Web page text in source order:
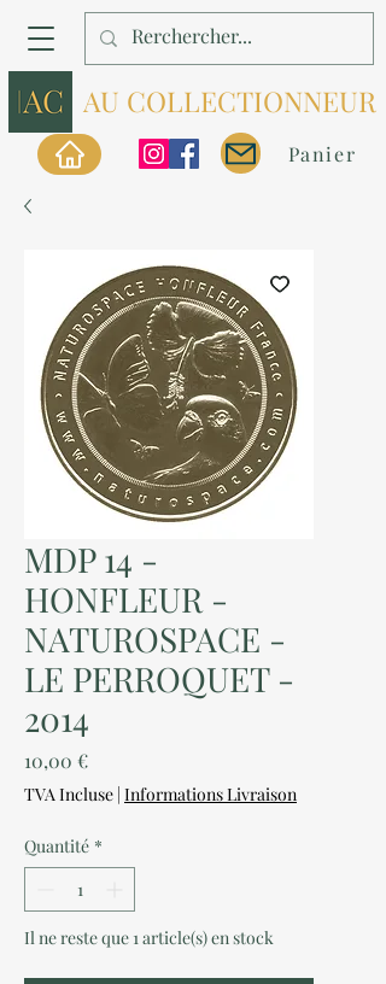
AU COLLECTIONNEUR
Panier
MDP 14 -
HONFLEUR -
NATUROSPACE -
LE PERROQUET -
2014
10,00 €Prix
TVA Incluse | Informations Livraison
Quantité *
Il ne reste que 1 article(s) en stock